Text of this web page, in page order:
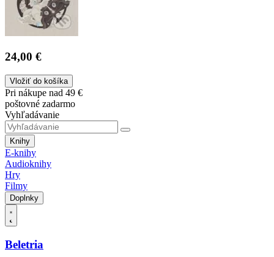
24,00 €
Vložiť do košíka
Pri nákupe nad 49 €
poštovné zadarmo
Vyhľadávanie
Knihy
E-knihy
Audioknihy
Hry
Filmy
Doplnky
Beletria